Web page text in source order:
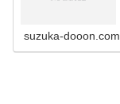
suzuka-dooon.com